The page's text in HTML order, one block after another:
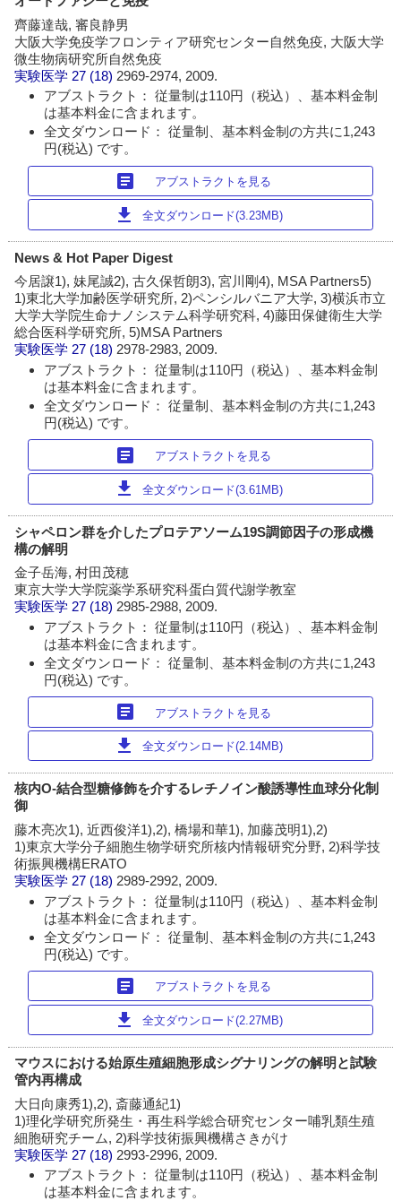
齊藤達哉, 審良静男
大阪大学免疫学フロンティア研究センター自然免疫, 大阪大学
微生物病研究所自然免疫
実験医学 27 (18) 2969-2974, 2009.
アブストラクト： 従量制は110円（税込）、基本料金制
は基本料金に含まれます。
全文ダウンロード： 従量制、基本料金制の方共に1,243
円(税込) です。
article アブストラクトを見る
download 全文ダウンロード(3.23MB)
News & Hot Paper Digest
今居譲1), 妹尾誠2), 古久保哲朗3), 宮川剛4), MSA Partners5)
1)東北大学加齢医学研究所, 2)ペンシルバニア大学, 3)横浜市立
大学大学院生命ナノシステム科学研究科, 4)藤田保健衛生大学
総合医科学研究所, 5)MSA Partners
実験医学 27 (18)2978-2983, 2009.
アブストラクト： 従量制は110円（税込）、基本料金制
は基本料金に含まれます。
全文ダウンロード： 従量制、基本料金制の方共に1,243
円(税込) です。
article アブストラクトを見る
download 全文ダウンロード(3.61MB)
シャペロン群を介したプロテアソーム19S調節因子の形成機
構の解明
金子岳海, 村田茂穂
東京大学大学院薬学系研究科蛋白質代謝学教室
実験医学 27 (18) 2985-2988, 2009.
アブストラクト： 従量制は110円（税込）、基本料金制
は基本料金に含まれます。
全文ダウンロード： 従量制、基本料金制の方共に1,243
円(税込) です。
article アブストラクトを見る
download 全文ダウンロード(2.14MB)
核内O-結合型糖修飾を介するレチノイン酸誘導性血球分化制
御
藤木亮次1), 近西俊洋1),2), 橋場和華1), 加藤茂明1),2)
1)東京大学分子細胞生物学研究所核内情報研究分野, 2)科学技
術振興機構ERATO
実験医学 27 (18) 2989-2992, 2009.
アブストラクト： 従量制は110円（税込）、基本料金制
は基本料金に含まれます。
全文ダウンロード： 従量制、基本料金制の方共に1,243
円(税込) です。
article アブストラクトを見る
download 全文ダウンロード(2.27MB)
マウスにおける始原生殖細胞形成シグナリングの解明と試験
管内再構成
大日向康秀1),2), 斎藤通紀1)
1)理化学研究所発生・再生科学総合研究センター哺乳類生殖
細胞研究チーム, 2)科学技術振興機構さきがけ
実験医学 27 (18) 2993-2996, 2009.
アブストラクト： 従量制は110円（税込）、基本料金制
は基本料金に含まれます。